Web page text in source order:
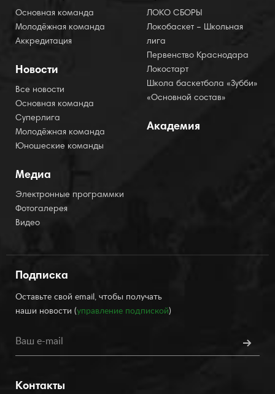
Основная команда
Молодёжная команда
Аккредитация
Новости
Все новости
Основная команда
Суперлига
Молодёжная команда
Юношеские команды
Медиа
Электронные программки
Фотогалерея
Видео
ЛОКО СБОРЫ
Локобаскет – Школьная
лига
Первенство Краснодара
Локостарт
Школа баскетбола «Зубби»
«Основной состав»
Академия
Подписка
Оставьте свой email, чтобы получать
наши новости (управление подпиской)
Контакты